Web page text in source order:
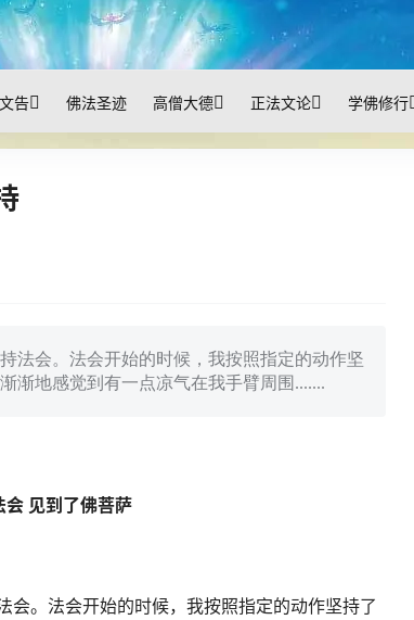
告 佛法圣迹 高僧大德 正法文论 学佛修行
法会。法会开始的时候，我按照指定的动作坚
渐地感觉到有一点凉气在我手臂周围.......
见到了佛菩萨
会。法会开始的时候，我按照指定的动作坚持了